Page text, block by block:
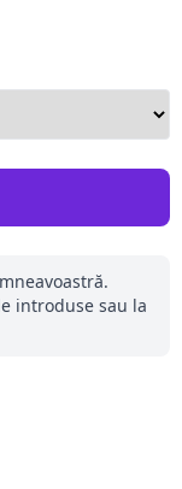
introduse sau la